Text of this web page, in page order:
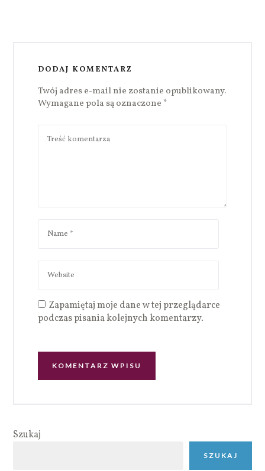
DODAJ KOMENTARZ
Twój adres e-mail nie zostanie opublikowany.
Wymagane pola są oznaczone *
Zapamiętaj moje dane w tej przeglądarce
podczas pisania kolejnych komentarzy.
Szukaj
SZUKAJ